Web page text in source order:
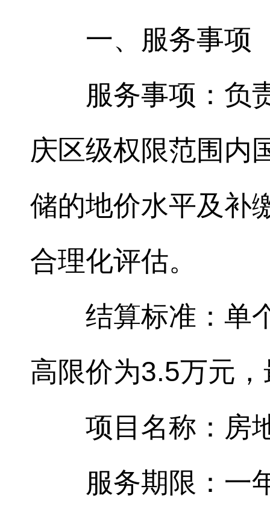
一、服务事项
服务事项：负
庆区级权限范围内
储的地价水平及补
合理化评估。
结算标准：单
高限价为3.5万元
项目名称：房
服务期限：一